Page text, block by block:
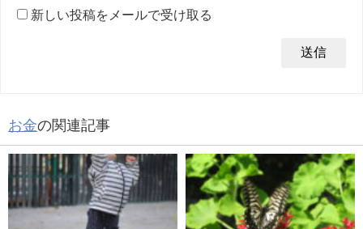
新しい投稿をメールで受け取る
お金の関連記事